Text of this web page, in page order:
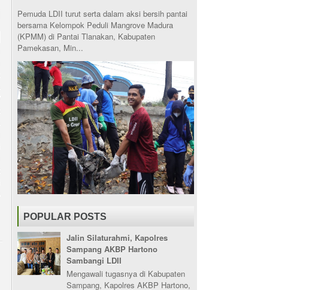
Pemuda LDII turut serta dalam aksi bersih pantai
bersama Kelompok Peduli Mangrove Madura
(KPMM) di Pantai Tlanakan, Kabupaten
Pamekasan, Min...
POPULAR POSTS
Jalin Silaturahmi, Kapolres
Sampang AKBP Hartono
Sambangi LDII
Mengawali tugasnya di Kabupaten
Sampang, Kapolres AKBP Hartono,